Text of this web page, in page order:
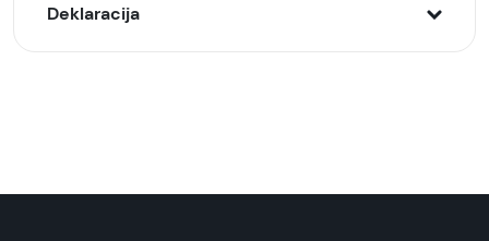
Deklaracija
Adapter